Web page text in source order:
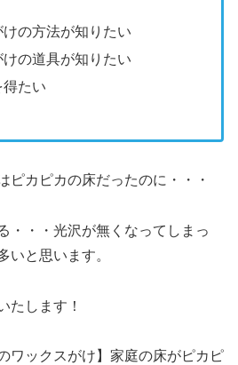
の方法が知りたい
の道具が知りたい
得たい
カピカの床だったのに・・・
・・・光沢が無くなってしまっ
いと思います。
たします！
ワックスがけ】家庭の床がピカピ